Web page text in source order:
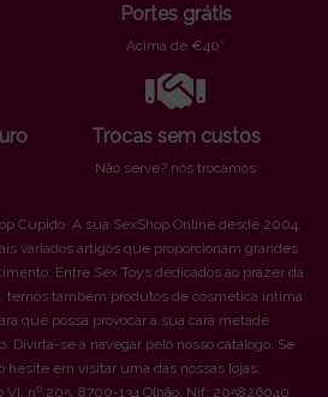
Portes grátis
Acima de €40*
Trocas sem custos
Não serve? nós trocamos
Cupido. A sua SexShop Online desde 2004.
variados artigos que proporcionam grandes
Entre Sex Toys dedicados ao prazer da
temos também produtos de cosmética íntima
que possa provocar a sua cara metade
Divirta-se a navegar pelo nosso catálogo. Se
hesite em visitar uma das nossas lojas.
VI, nº 205. 8700-134 Olhão. Nif: 205826040